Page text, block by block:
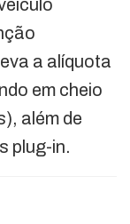
a alíquota
em cheio
além de
plug-in.